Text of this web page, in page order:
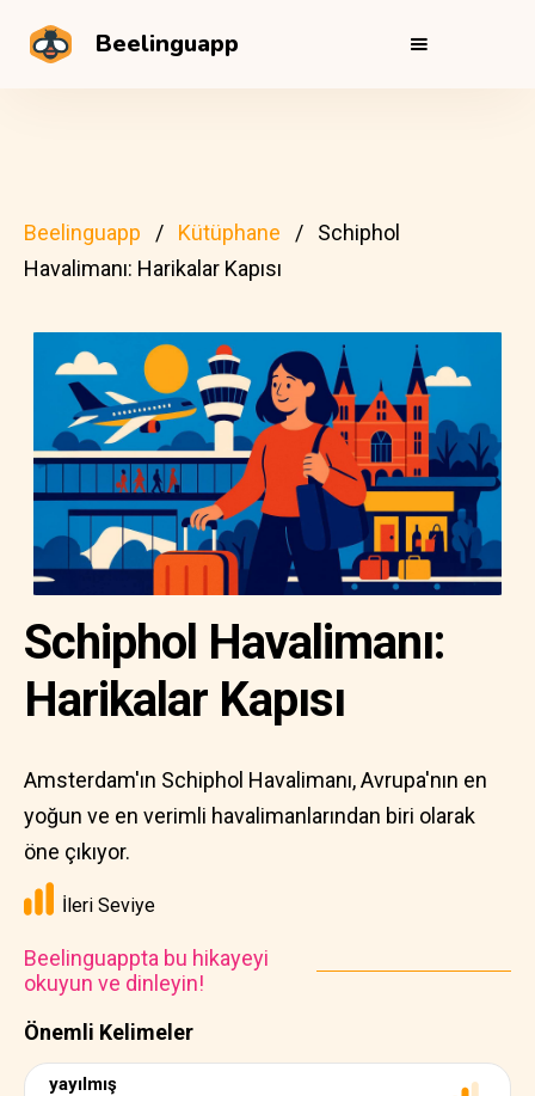
Beelinguapp
Beelinguapp Kütüphane
Schiphol
Havalimanı: Harikalar Kapısı
Önemli Kelimeler
yayılmış
Schiphol Havalimanı:
Harikalar Kapısı
Amsterdam'ın Schiphol Havalimanı, Avrupa'nın en
yoğun ve en verimli havalimanlarından biri olarak
öne çıkıyor.
İleri Seviye
Beelinguappta bu hikayeyi
okuyun ve dinleyin!